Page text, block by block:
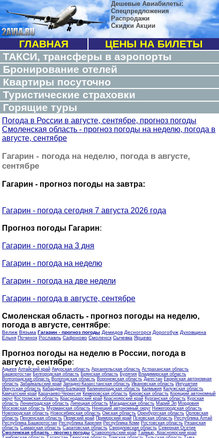
Дешевые Авиабилеты:
Спецпредложения
Распродажи
Скидки Акции
ГЛАВНАЯ
ЦЕНЫ НА БИЛЕТЫ
ТАКСИ, трансферы в аэропорты
Бронирование отелей
Квартиры посуточно
Туристические страховки
Горящие туры
Погода в России в августе, сентябре, прогноз погоды
Смоленская область - прогноз погоды на неделю, погода в
августе, сентябре
Гагарин - погода на неделю, погода в августе,
сентябре
Гагарин - прогноз погоды на завтра:
Гагарин - погода сегодня 7 августа 2026 года
Прогноз погоды Гагарин:
Гагарин - погода на 3 дня
Гагарин - погода на неделю
Гагарин - погода на две недели
Гагарин - погода в августе, сентябре
Смоленская область - прогноз погоды на неделю,
погода в августе, сентябре:
Велиж Вязьма Гагарин - прогноз погоды Демидов Десногорск Дорогобуж Духовщина
Ельня Починок Рославль Сафоново Смоленск Сычевка Ярцево
Прогноз погоды на неделю в России, погода в
августе, сентябре:
Адыгея Алтайский край Амурская область Архангельская область Астраханская область
Башкортостан Белгородская область Брянская область Бурятия Владимирская область
Волгоградская область Вологодская область Воронежская область Дагестан Еврейская автономная
область Забайкальский край Западно-Казахстанская область Ивановская область Ингушетия
Иркутская область Кабардино-Балкария Калининградская область Калмыкия Калужская область
Камчатский край Карачаево-Черкесия Кемеровская область Кировская область Коряцкий автономный
округ Костромская область Краснодарский край Красноярский край Курганская область Курская
область Ленинградская область Липецкая область Магаданская область Марий Эл Мордовия
Московская область Мурманская область Ненецкий автономный округ Нижегородская область
Новгородская область Новосибирская область Омская область Оренбургская область Орловская
область Пензенская область Пермский край Приморский край Псковская область Республика Алтай
Республика Башкортостан Республика Карелия Республика Коми Ростовская область Рязанская
область Самарская область Саратовская область Свердловская область Северная Осетия
Смоленская область - прогноз погоды Ставропольский край Таймыр, Красноярский край